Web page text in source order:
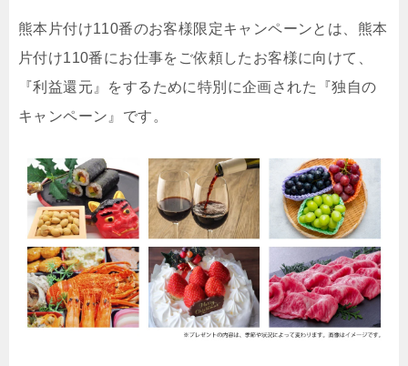
熊本片付け110番のお客様限定キャンペーンとは、熊本
片付け110番にお仕事をご依頼したお客様に向けて、
『利益還元』をするために特別に企画された『独自の
キャンペーン』です。